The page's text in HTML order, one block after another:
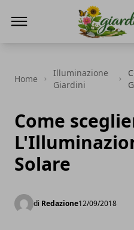
Home
Illuminazione
Giardini
Come
Solare
di Redazione12/09/2018